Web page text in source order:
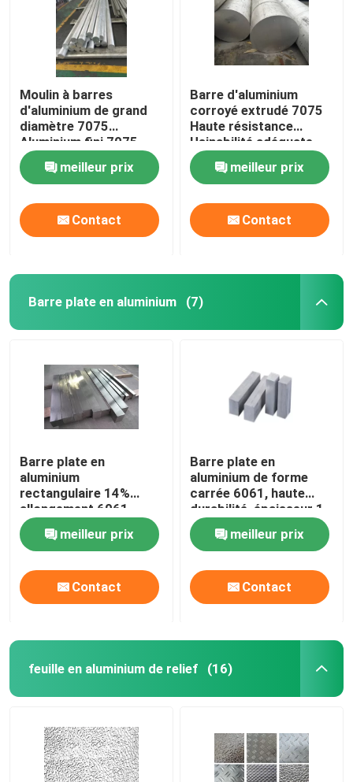
Moulin à barres
d'aluminium de grand
diamètre 7075
Aluminium fini 7075
T651 Astm Standard
meilleur prix
Contact
Barre d'aluminium
corroyé extrudé 7075
Haute résistance
Usinabilité adéquate
meilleur prix
Contact
Barre plate en aluminium (7)
Barre plate en
aluminium
rectangulaire 14%
allongement 6061
Grade pour la
construction
d'aéronefs
meilleur prix
Contact
Barre plate en
aluminium de forme
carrée 6061, haute
durabilité, épaisseur 1 -
200MM
meilleur prix
Contact
feuille en aluminium de relief (16)